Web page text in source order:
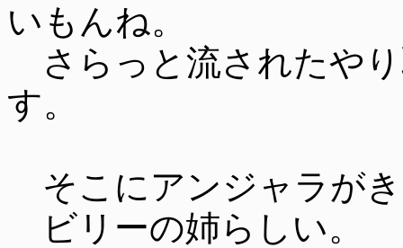
いもんね。
さらっと流されたや
す。
そこにアンジャラが
ビリーの姉らしい。